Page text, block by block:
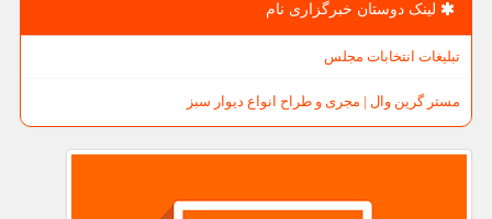
لینک دوستان خبرگزاری نام
تبلیغات انتخابات مجلس
مستر گرین وال | مجری و طراح انواع دیوار سبز